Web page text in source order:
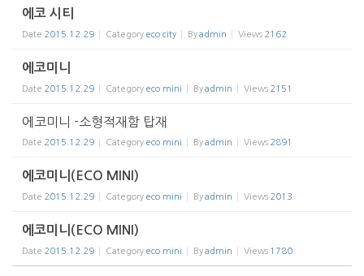
에코 시티
Date 2015.12.29 Category eco city Byadmin Views 2162
에코미니
Date 2015.12.29 Category eco mini Byadmin Views 2151
에코미니 -소형적재함 탑재
Date 2015.12.29 Category eco mini Byadmin Views 2891
에코미니(ECO MINI)
Date 2015.12.29 Category eco mini Byadmin Views 2013
에코미니(ECO MINI)
Date 2015.12.29 Category eco mini Byadmin Views 1780